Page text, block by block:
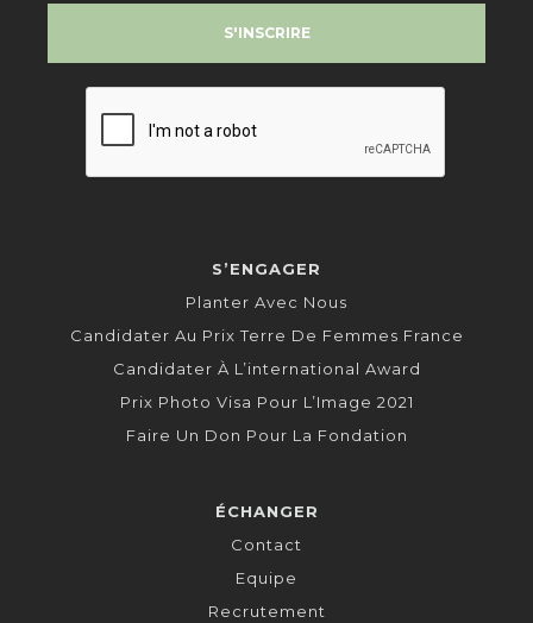
S’ENGAGER
Planter Avec Nous
Candidater Au Prix Terre De Femmes France
Candidater À L’international Award
Prix Photo Visa Pour L’Image 2021
Faire Un Don Pour La Fondation
ÉCHANGER
Contact
Equipe
Recrutement